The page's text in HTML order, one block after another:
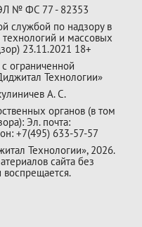
№ ФС 77 - 82353
службой по надзору в
и массовых
23.11.2021 18+
ограниченной
Технологии»
А. С.
органов (в том
Эл. почта:
+7(495) 633-57-57
Технологии», 2026.
сайта без